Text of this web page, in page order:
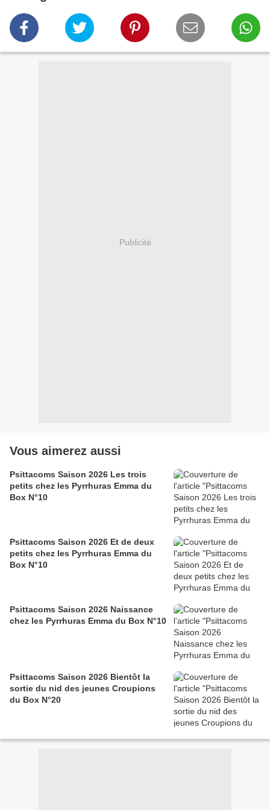
Publicité
Vous aimerez aussi
Psittacoms Saison 2026 Les trois
petits chez les Pyrrhuras Emma du
Box N°10
Psittacoms Saison 2026 Et de deux
petits chez les Pyrrhuras Emma du
Box N°10
Psittacoms Saison 2026 Naissance
chez les Pyrrhuras Emma du Box N°10
Psittacoms Saison 2026 Bientôt la
sortie du nid des jeunes Croupions
du Box N°20